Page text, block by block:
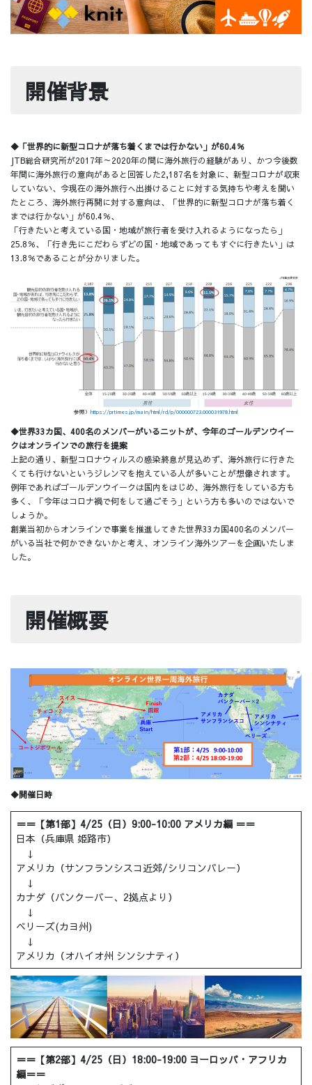
開催背景
◆「世界的に新型コロナが落ち着くまでは行かない」が60.4％
JTB総合研究所が2017年～2020年の間に海外旅行の経験があり、かつ今後数
年間に海外旅行の意向があると回答した2,187名を対象に、新型コロナが収束
していない、今現在の海外旅行へ出掛けることに対する気持ちや考えを聞い
たところ、海外旅行再開に対する意向は、「世界的に新型コロナが落ち着く
までは行かない」が60.4％、
「行きたいと考えている国・地域が旅行者を受け入れるようになったら」
25.8％、「行き先にこだわらずどの国・地域であってもすぐに行きたい」は
13.8％であることが分かりました。
参照） https://prtimes.jp/main/html/rd/p/000000723.000031978.html
◆世界33カ国、400名のメンバーがいるニットが、今年のゴールデンウイー
クはオンラインでの旅行を提案
上記の通り、新型コロナウィルスの感染終息が見込めず、海外旅行に行きた
くても行けないというジレンマを抱えている人が多いことが想像されます。
例年であればゴールデンウイークは国内をはじめ、海外旅行をしている方も
多く、「今年はコロナ禍で何をして過ごそう」という方も多いのではないで
しょうか。
創業当初からオンラインで事業を推進してきた世界33カ国400名のメンバー
がいる当社で何かできないかと考え、オンライン海外ツアーを企画いたしま
した。
開催概要
◆開催日時
＝＝【第1部】4/25（日）9:00-10:00 アメリカ編 ＝＝
日本（兵庫県 姫路市）
↓
アメリカ（サンフランシスコ近郊/シリコンバレー）
↓
カナダ（バンクーバー、2拠点より）
↓
ベリーズ(カヨ州)
↓
アメリカ（オハイオ州 シンシナティ）
＝＝【第2部】4/25（日）18:00-19:00 ヨーロッパ・アフリカ
編＝＝